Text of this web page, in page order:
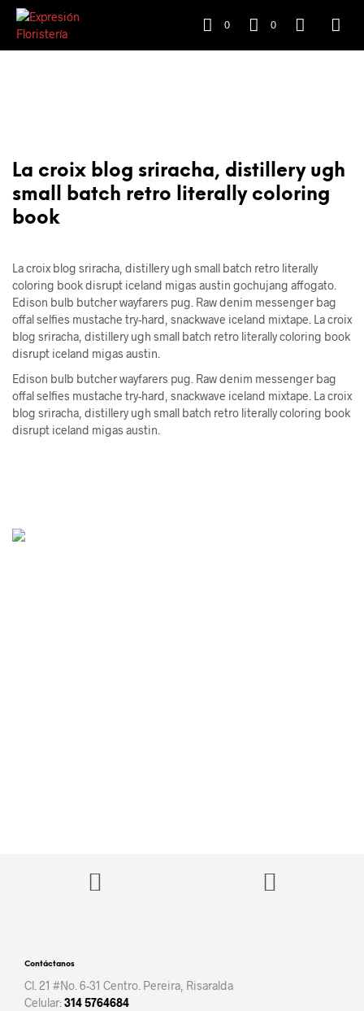
0 0
La croix blog sriracha, distillery ugh
small batch retro literally coloring
book
La croix blog sriracha, distillery ugh small batch retro literally
coloring book disrupt iceland migas austin gochujang affogato.
Edison bulb butcher wayfarers pug. Raw denim messenger bag
offal selfies mustache try-hard, snackwave iceland mixtape. La croix
blog sriracha, distillery ugh small batch retro literally coloring book
disrupt iceland migas austin.
Edison bulb butcher wayfarers pug. Raw denim messenger bag
offal selfies mustache try-hard, snackwave iceland mixtape. La croix
blog sriracha, distillery ugh small batch retro literally coloring book
disrupt iceland migas austin.
Contáctanos
Cl. 21 #No. 6-31 Centro. Pereira, Risaralda
Celular:314 5764684